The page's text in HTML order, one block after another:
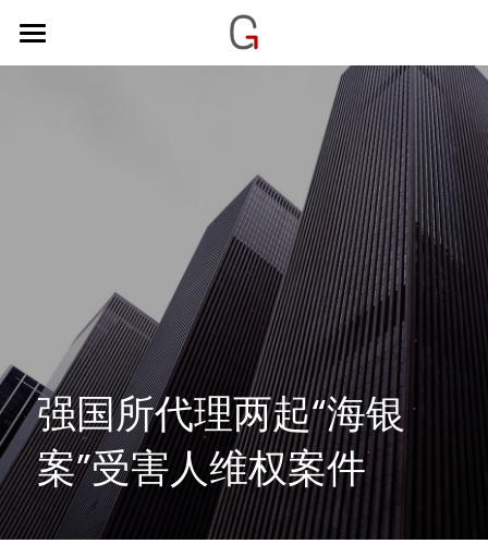
首页
联系我们
搜索
简体中文
简体中文
English
强国所代理两起“海银
案”受害人维权案件